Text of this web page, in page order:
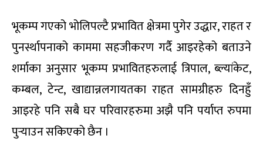
भूकम्प गएको भोलिपल्टै प्रभावित क्षेत्रमा पुगेर उद्धार, राहत र
पुनर्स्थापनाको काममा सहजीकरण गर्दै आइरहेको बताउने
शर्माका अनुसार भूकम्प प्रभावितहरुलाई त्रिपाल, ब्ल्यांकेट,
कम्बल, टेन्ट, खाद्यान्नलगायतका राहत सामग्रीहरु दिनहुँ
आइरहे पनि सबै घर परिवारहरुमा अझै पनि पर्याप्त रुपमा
पुर्‍याउन सकिएको छैन ।